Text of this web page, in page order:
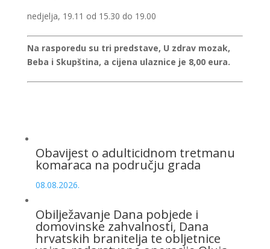
nedjelja, 19.11 od 15.30 do 19.00
Na rasporedu su tri predstave, U zdrav mozak,
Beba i Skupština, a cijena ulaznice je 8,00 eura.
Obavijest o adulticidnom tretmanu
komaraca na području grada
08.08.2026.
Obilježavanje Dana pobjede i
domovinske zahvalnosti, Dana
hrvatskih branitelja te obljetnice